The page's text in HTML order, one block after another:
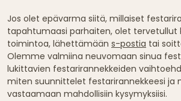
Jos olet epävarma siitä, millaiset
tapahtumaasi parhaiten, olet
toimintoa, lähettämään s-postia tai
Olemme valmiina neuvomaan sinua
lukittavien festarirannekkeiden
miten suunnittelet festarirannekkeesi ja
vastaamaan mahdollisiin kysymyksiisi.